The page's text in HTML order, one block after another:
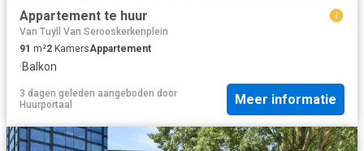
Appartement te huur
Van Tuyll Van Serooskerkenplein
91 m²2 KamersAppartement
·Balkon
3 dagen geleden aangeboden door
Huurportaal
Meer informatie